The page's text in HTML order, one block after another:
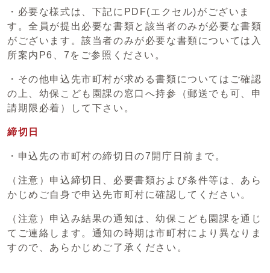
・必要な様式は、下記にPDF(エクセル)がございま
す。全員が提出必要な書類と該当者のみが必要な書類
がございます。該当者のみが必要な書類については入
所案内P6、7をご参照ください。
・その他申込先市町村が求める書類についてはご確認
の上、幼保こども園課の窓口へ持参（郵送でも可、申
請期限必着）して下さい。
締切日
・申込先の市町村の締切日の7開庁日前まで。
（注意）申込締切日、必要書類および条件等は、あら
かじめご自身で申込先市町村に確認してください。
（注意）申込み結果の通知は、幼保こども園課を通じ
てご連絡します。通知の時期は市町村により異なりま
すので、あらかじめご了承ください。